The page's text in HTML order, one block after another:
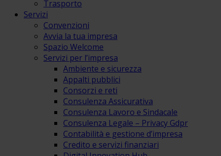
Trasporto
Servizi
Convenzioni
Avvia la tua impresa
Spazio Welcome
Servizi per l’impresa
Ambiente e sicurezza
Appalti pubblici
Consorzi e reti
Consulenza Assicurativa
Consulenza Lavoro e Sindacale
Consulenza Legale – Privacy Gdpr
Contabilità e gestione d’impresa
Credito e servizi finanziari